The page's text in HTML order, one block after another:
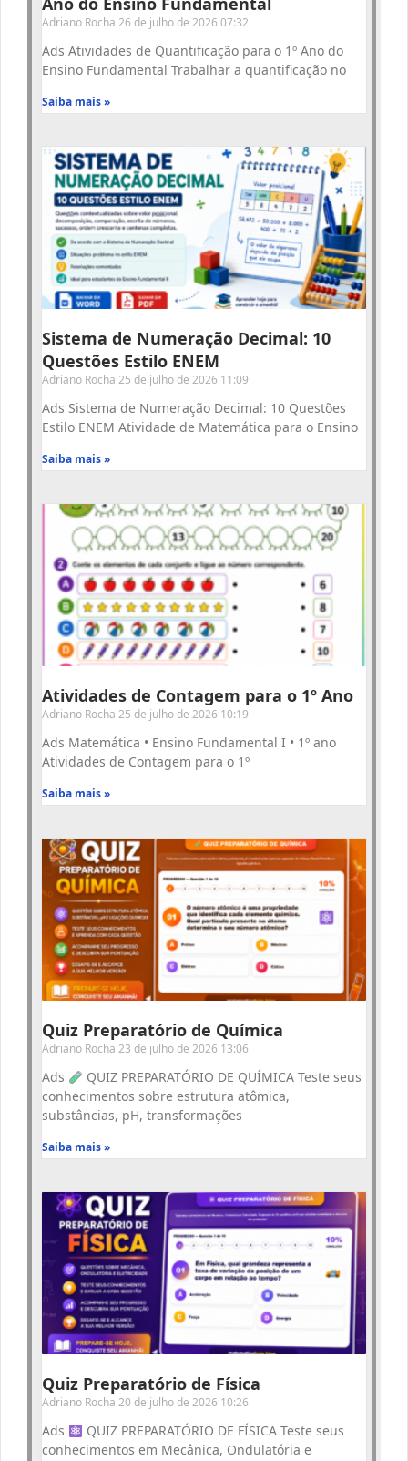
Adriano Rocha 26 de julho de 2026 07:32
Ads Atividades de Quantificação para o 1º Ano do
Ensino Fundamental Trabalhar a quantificação no
Saiba mais »
Sistema de Numeração Decimal: 10
Questões Estilo ENEM
Adriano Rocha 25 de julho de 2026 11:09
Ads Sistema de Numeração Decimal: 10 Questões
Estilo ENEM Atividade de Matemática para o Ensino
Saiba mais »
Atividades de Contagem para o 1º Ano
Adriano Rocha 25 de julho de 2026 10:19
Ads Matemática • Ensino Fundamental I • 1º ano
Atividades de Contagem para o 1º
Saiba mais »
Quiz Preparatório de Química
Adriano Rocha 23 de julho de 2026 13:06
Ads
QUIZ PREPARATÓRIO DE QUÍMICA Teste seus
conhecimentos sobre estrutura atômica,
substâncias, pH, transformações
Saiba mais »
Quiz Preparatório de Física
Adriano Rocha 20 de julho de 2026 10:26
Ads
QUIZ PREPARATÓRIO DE FÍSICA Teste seus
conhecimentos em Mecânica, Ondulatória e